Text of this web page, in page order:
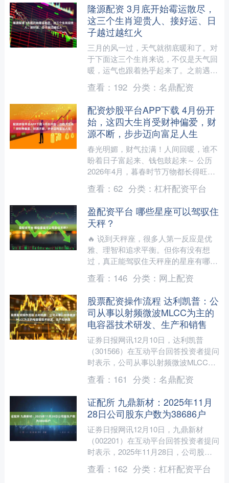
隆源配资 3月底开始霉运散尽，
这三个生肖迎贵人、接好运、日
子越过越红火
三月的风一过，天气就彻底暖和了。对
于下面这三个生肖来说，不仅是天气回
暖，运气也跟着热乎起来了。之前遇到
的糟心事，从月底开始就慢慢散了。贵
人会主动上门，日子也一天....
查看： 192 分类： 名鼎配资
配资炒股平台APP下载 4月份开
始，这四大生肖受财神偏爱，财
源不断，步步迈向富足人生
春光明媚，财气拉满！人间回暖，谁不
盼着日子富起来、钱包鼓起来～ 公历
2026年4月，暮春时节万物都长得旺，
清明一过，更是处处透着吉祥气，对应
农历丙午马年二月十五....
查看： 62 分类： 杠杆配资平台
盈配资平台 哪些星座可以驾驭住
天秤？
🔥 说到天秤座，很多人第一反应是优
雅、理智和追求平衡。但你有没有想
过，真正能驾驭住天秤座的星座有哪些
呢？✨ 🎯 天秤座在感情中需要一个懂
得他们、支持他们的人。他....
查看： 146 分类： 网上配资
股票配资操作流程 达利凯普：公
司从事以射频微波MLCC为主的
电容器技术研发、生产和销售
证券日报网讯12月10日，达利凯普
（301566）在互动平台回答投资者提问
时表示，公司从事以射频微波MLCC为
主的电容器技术研发、生产和销售，
SLCC产品主要应....
查看： 161 分类： 名鼎配资
证配所 九鼎新材：2025年11月
28日公司股东户数为38686户
证券日报网讯12月10日，九鼎新材
（002201）在互动平台回答投资者提问
时表示，2025年11月28日，公司股东
户数为38686户。....
查看： 162 分类： 杠杆配资平台